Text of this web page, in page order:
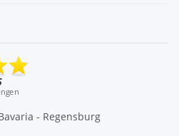
- Regensburg